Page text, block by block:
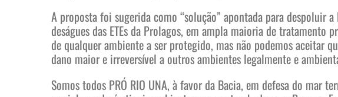
A proposta foi sugerida como “solução” apontada para despoluir
deságues das ETEs da Prolagos, em ampla maioria de tratamento
de qualquer ambiente a ser protegido, mas não podemos aceitar
dano maior e irreversível a outros ambientes legalmente e
Somos todos PRÓ RIO UNA, à favor da Bacia, em defesa do mar